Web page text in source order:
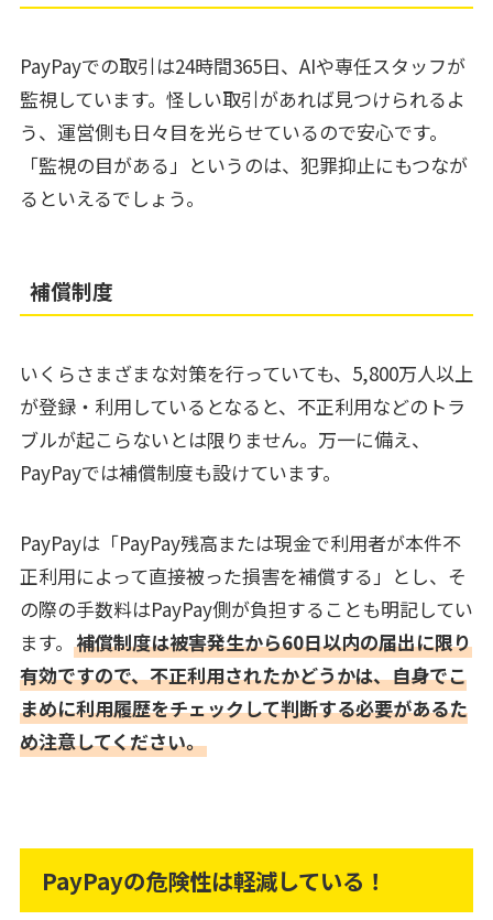
PayPayでの取引は24時間365日、AIや専任スタッフが
監視しています。怪しい取引があれば見つけられるよ
う、運営側も日々目を光らせているので安心です。
「監視の目がある」というのは、犯罪抑止にもつなが
るといえるでしょう。
補償制度
いくらさまざまな対策を行っていても、5,800万人以上
が登録・利用しているとなると、不正利用などのトラ
ブルが起こらないとは限りません。万一に備え、
PayPayでは補償制度も設けています。
PayPayは「PayPay残高または現金で利用者が本件不
正利用によって直接被った損害を補償する」とし、そ
の際の手数料はPayPay側が負担することも明記してい
ます。 補償制度は被害発生から60日以内の届出に限り
有効ですので、不正利用されたかどうかは、自身でこ
まめに利用履歴をチェックして判断する必要があるた
め注意してください。
PayPayの危険性は軽減している！